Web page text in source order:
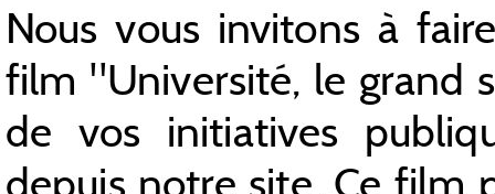
Nous vous invitons à
film "Université, le grand
de vos initiatives
depuis notre site. Ce film